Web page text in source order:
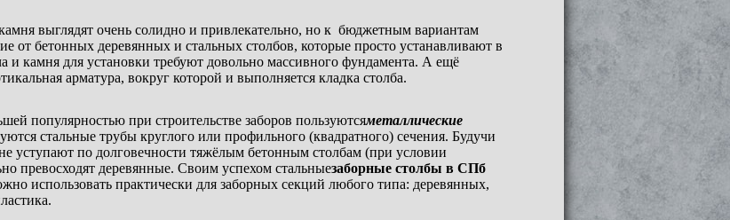
выглядят очень солидно и привлекательно, но к бюджетным вариантам
от бетонных деревянных и стальных столбов, которые просто устанавливают в
и камня для установки требуют довольно массивного фундамента. А ещё
арматура, вокруг которой и выполняется кладка столба.
популярностью при строительстве заборов пользуютсяметаллические
стальные трубы круглого или профильного (квадратного) сечения. Будучи
уступают по долговечности тяжёлым бетонным столбам (при условии
превосходят деревянные. Своим успехом стальныезаборные столбы в СПб
использовать практически для заборных секций любого типа: деревянных,